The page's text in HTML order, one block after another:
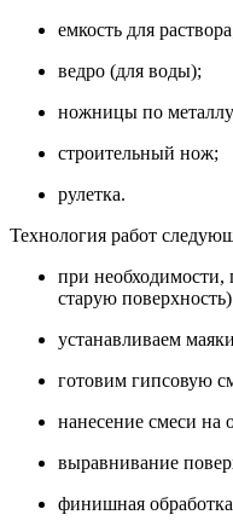
емкость для
ведро (для воды);
ножницы по
строительный нож;
рулетка.
Технология работ
при необходимости,
старую
устанавливаем
готовим гипсовую
нанесение смеси на
выравнивание
финишная